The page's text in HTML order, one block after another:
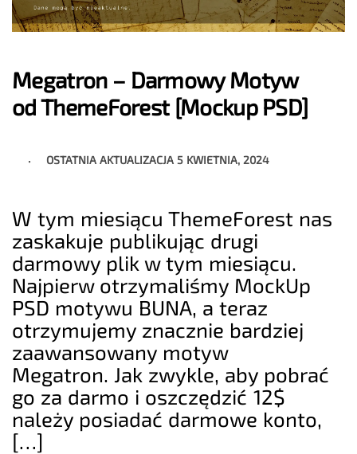
Megatron – Darmowy Motyw
od ThemeForest [Mockup PSD]
OSTATNIA AKTUALIZACJA 5 KWIETNIA, 2024
W tym miesiącu ThemeForest nas
zaskakuje publikując drugi
darmowy plik w tym miesiącu.
Najpierw otrzymaliśmy MockUp
PSD motywu BUNA, a teraz
otrzymujemy znacznie bardziej
zaawansowany motyw
Megatron. Jak zwykle, aby pobrać
go za darmo i oszczędzić 12$
należy posiadać darmowe konto,
[…]